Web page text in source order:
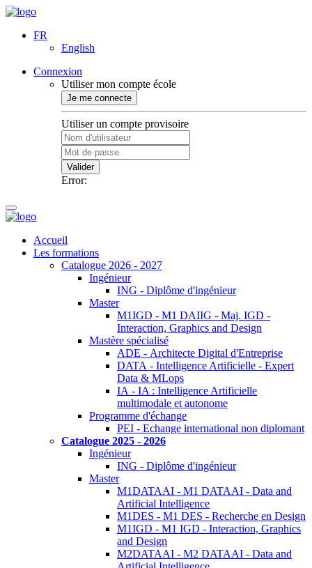
FR
English
Connexion
Utiliser mon compte école
Je me connecte
Utiliser un compte provisoire
Valider
Error:
Accueil
Les formations
Catalogue 2026 - 2027
Ingénieur
ING - Diplôme d'ingénieur
Master
M1IGD - M1 DAIIG - Maj. IGD -
Interaction, Graphics and Design
Mastère spécialisé
ADE - Architecte Digital d'Entreprise
DATA - Intelligence Artificielle - Expert
Data & MLops
IA - IA : Intelligence Artificielle
multimodale et autonome
Programme d'échange
PEI - Echange international non diplomant
Catalogue 2025 - 2026
Ingénieur
ING - Diplôme d'ingénieur
Master
M1DATAAI - M1 DATAAI - Data and
Artificial Intelligence
M1DES - M1 DES - Recherche en Design
M1IGD - M1 IGD - Interaction, Graphics
and Design
M2DATAAI - M2 DATAAI - Data and